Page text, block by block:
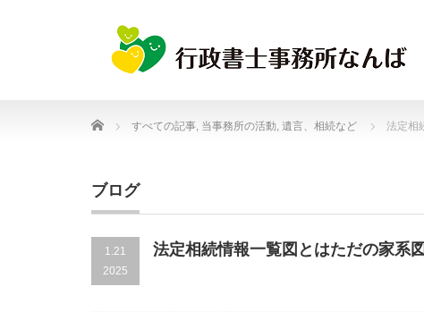
Home すべての記事, 当事務所の活動, 遺言、相続など 法定相
ブログ
1.21
2025
法定相続情報一覧図とはただの家系